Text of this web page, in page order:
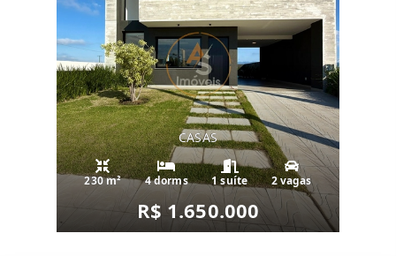
CASAS
230 m² 4 dorms 1 suíte 2 vagas
R$ 1.650.000